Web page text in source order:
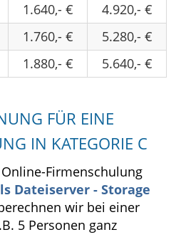
1.640,- €
4.920,- €
1.760,- €
5.280,- €
1.880,- € 5.640,- €
FÜR EINE
IN KATEGORIE C
Firmenschulung
Dateiserver - Storage
wir bei einer
5 Personen ganz